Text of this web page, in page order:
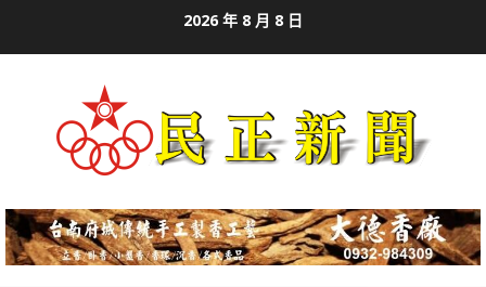
2026 年 8 月 8 日